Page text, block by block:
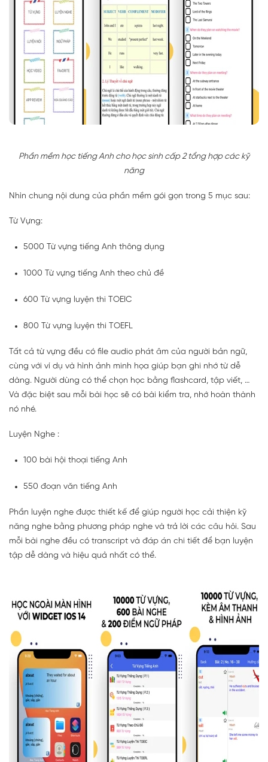
Phần mềm học tiếng Anh cho học sinh cấp 2 tổng hợp các kỹ
năng
Nhìn chung nội dung của phần mềm gói gọn trong 5 mục sau:
Từ Vựng:
5000 Từ vựng tiếng Anh thông dụng
1000 Từ vựng tiếng Anh theo chủ đề
600 Từ vựng luyện thi TOEIC
800 Từ vựng luyện thi TOEFL
Tất cả từ vựng đều có file audio phát âm của người bản ngữ,
cùng với ví dụ và hình ảnh minh họa giúp bạn ghi nhớ từ dễ
dàng. Người dùng có thể chọn học bằng flashcard, tập viết, …
Và đặc biệt sau mỗi bài học sẽ có bài kiểm tra, nhớ hoàn thành
nó nhé.
Luyện Nghe :
100 bài hội thoại tiếng Anh
550 đoạn văn tiếng Anh
Phần luyện nghe được thiết kế để giúp người học cải thiện kỹ
năng nghe bằng phương pháp nghe và trả lời các câu hỏi. Sau
mỗi bài nghe đều có transcript và đáp án chi tiết để bạn luyện
tập dễ dàng và hiệu quả nhất có thể.